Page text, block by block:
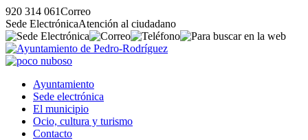
920 314 061Correo
Sede ElectrónicaAtención al ciudadano
Ayuntamiento
Sede electrónica
El municipio
Ocio, cultura y turismo
Contacto